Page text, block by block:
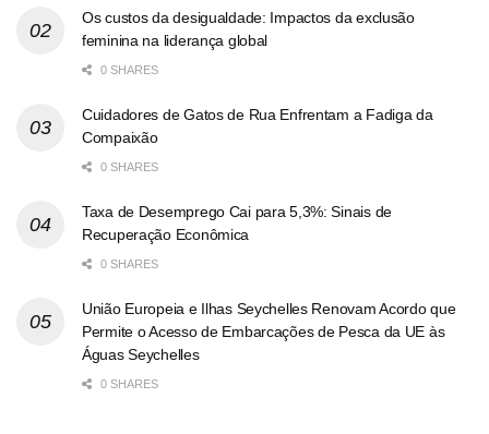
Os custos da desigualdade: Impactos da exclusão
feminina na liderança global
0 SHARES
Cuidadores de Gatos de Rua Enfrentam a Fadiga da
Compaixão
0 SHARES
Taxa de Desemprego Cai para 5,3%: Sinais de
Recuperação Econômica
0 SHARES
União Europeia e Ilhas Seychelles Renovam Acordo que
Permite o Acesso de Embarcações de Pesca da UE às
Águas Seychelles
0 SHARES